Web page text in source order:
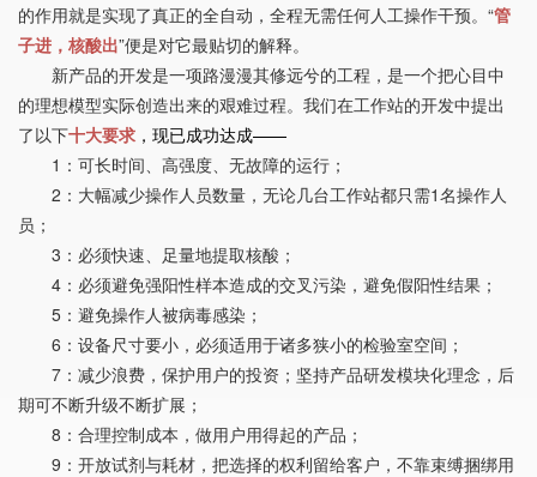
的作用就是实现了真正的全自动，全程无需任何人工操作干预。“管
子进，核酸出”便是对它最贴切的解释。
新产品的开发是一项路漫漫其修远兮的工程，是一个把心目中
的理想模型实际创造出来的艰难过程。我们在工作站的开发中提出
了以下十大要求 ，现已成功达成——
1：可长时间、高强度、无故障的运行；
2：大幅减少操作人员数量，无论几台工作站都只需1名操作人
员；
3：必须快速、足量地提取核酸；
4：必须避免强阳性样本造成的交叉污染，避免假阳性结果；
5：避免操作人被病毒感染；
6：设备尺寸要小，必须适用于诸多狭小的检验室空间；
7：减少浪费，保护用户的投资；坚持产品研发模块化理念，后
期可不断升级不断扩展；
8：合理控制成本，做用户用得起的产品；
9：开放试剂与耗材，把选择的权利留给客户，不靠束缚捆绑用